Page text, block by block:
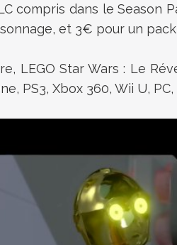
compris dans le Season
et 3€ pour un pack
LEGO Star Wars : Le
PS3, Xbox 360, Wii U,